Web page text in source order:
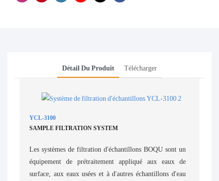
Détail Du Produit Télécharger
YCL-3100
SAMPLE FILTRATION SYSTEM
Les systèmes de filtration d'échantillons BOQU sont un
équipement de prétraitement appliqué aux eaux de
surface, aux eaux usées et à d'autres échantillons d'eau